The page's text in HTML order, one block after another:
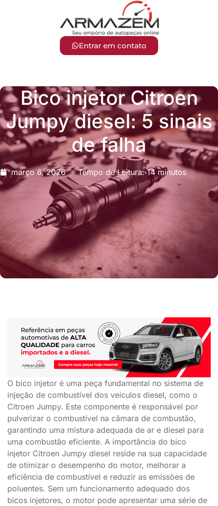
Entrar em contato
Bico injetor Citroen
Jumpy diesel: 5 sinais
de falha
março 6, 2026 Tempo de Leitura: 14 minutos
O bico injetor é uma peça fundamental no sistema de
injeção de combustível dos veículos diesel, como o
Citroen Jumpy. Este componente é responsável por
pulverizar o combustível na câmara de combustão,
garantindo uma mistura adequada de ar e diesel para
uma combustão eficiente. A importância do bico
injetor Citroen Jumpy diesel reside na sua capacidade
de otimizar o desempenho do motor, melhorar a
eficiência de combustível e reduzir as emissões de
poluentes. Sem um funcionamento adequado dos
bicos injetores, o motor pode apresentar uma série de